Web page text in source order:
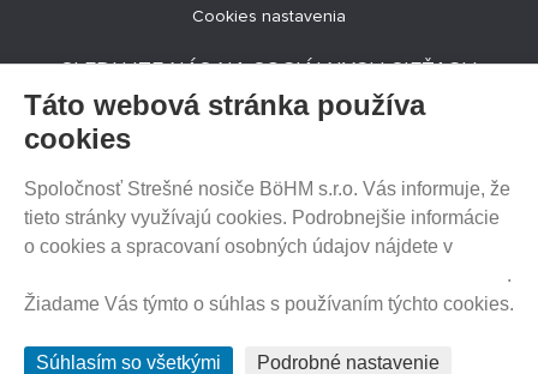
Cookies nastavenia
SLEDUJTE NÁS NA SOCIÁLNYCH SIEŤACH
PREDAJ NA SPLÁTKY
HEUREKA.SK
Táto webová stránka používa
cookies
Spoločnosť Strešné nosiče BöHM s.r.o. Vás informuje, že
tieto stránky využívajú cookies. Podrobnejšie informácie
o cookies a spracovaní osobných údajov nájdete v
.
Žiadame Vás týmto o súhlas s používaním týchto cookies.
Súhlasím so všetkými Podrobné nastavenie